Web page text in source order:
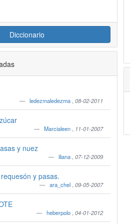
Diccionario
ledezmaledezma ,08-02-2011
Marcialeen 11-01-2007
y nuez
iliana ,07-12-2009
y pasas.
ara_chel ,09-05-2007
heberpolo ,04-01-2012